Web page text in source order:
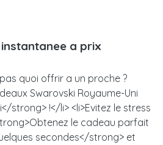
a prix
quoi offrir a un proche ?
Swarovski Royaume-Uni
strong> !</li> <li>Evitez le stress
le cadeau parfait
secondes</strong> et